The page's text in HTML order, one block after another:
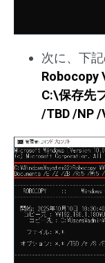
次に、下
Robocopy
C:\保存先
/TBD /NP